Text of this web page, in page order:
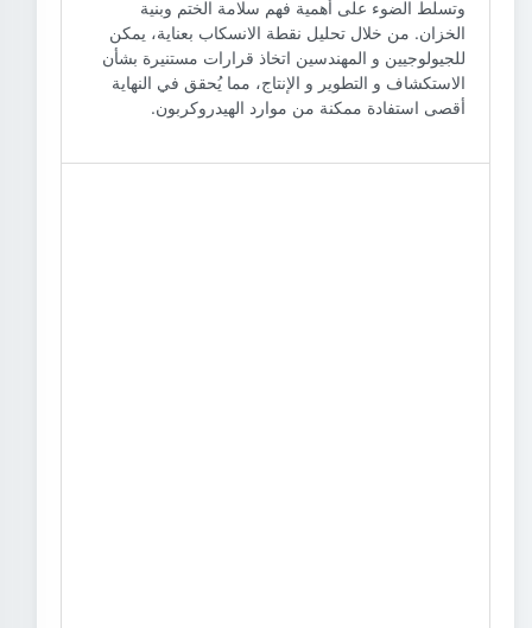
وتسلط الضوء على أهمية فهم سلامة الختم وبنية
الخزان. من خلال تحليل نقطة الانسكاب بعناية، يمكن
للجيولوجيين و المهندسين اتخاذ قرارات مستنيرة بشأن
الاستكشاف و التطوير و الإنتاج، مما يُحقق في النهاية
أقصى استفادة ممكنة من موارد الهيدروكربون.